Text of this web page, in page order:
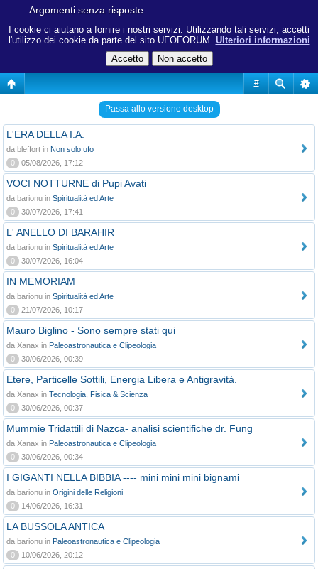
I cookie ci aiutano a fornire i nostri servizi. Utilizzando tali servizi, accetti
l'utilizzo dei cookie da parte del sito UFOFORUM. Ulteriori informazioni
#
Argomenti senza risposte
Passa allo versione desktop
L'ERA DELLA I.A.
da bleffort in Non solo ufo
0
05/08/2026, 17:12
VOCI NOTTURNE di Pupi Avati
da barionu in Spiritualità ed Arte
0
30/07/2026, 17:41
L' ANELLO DI BARAHIR
da barionu in Spiritualità ed Arte
0
30/07/2026, 16:04
IN MEMORIAM
da barionu in Spiritualità ed Arte
0
21/07/2026, 10:17
Mauro Biglino - Sono sempre stati qui
da Xanax in Paleoastronautica e Clipeologia
0
30/06/2026, 00:39
Etere, Particelle Sottili, Energia Libera e Antigravità.
da Xanax in Tecnologia, Fisica & Scienza
0
30/06/2026, 00:37
Mummie Tridattili di Nazca- analisi scientifiche dr. Fung
da Xanax in Paleoastronautica e Clipeologia
0
30/06/2026, 00:34
I GIGANTI NELLA BIBBIA ---- mini mini mini bignami
da barionu in Origini delle Religioni
0
14/06/2026, 16:31
LA BUSSOLA ANTICA
da barionu in Paleoastronautica e Clipeologia
0
10/06/2026, 20:12